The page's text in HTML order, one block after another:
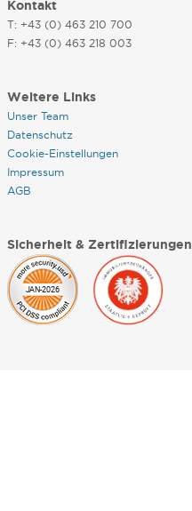
Kontakt
T: +43 (0) 463 210 700
F: +43 (0) 463 218 003
Weitere Links
Unser Team
Datenschutz
Cookie-Einstellungen
Impressum
AGB
Sicherheit & Zertifizierungen